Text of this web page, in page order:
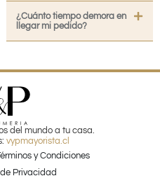
¿Cuánto tiempo demora en
llegar mi pedido?
del mundo a tu casa.
vypmayorista.cl
y Condiciones
Privacidad